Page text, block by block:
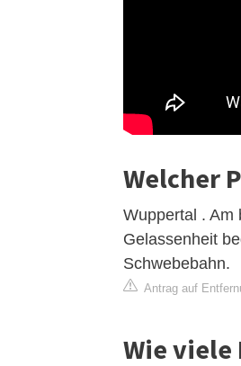
Welcher
Wuppertal . Am
Gelassenheit
Schwebebahn.
Antrag auf
Wie